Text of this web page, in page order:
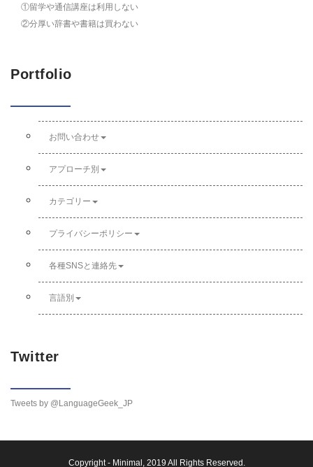
①留学や通信講座は利用しない
②分厚い辞書や書籍は買わない
Portfolio
お問い合わせ
アプローチ別
カテゴリー
プライバシーポリシー
各種SNSと連絡先
言語別
Twitter
Tweets by @LanguageGeek_JP
Copyright - Minimal , 2019 All Rights Reserved.